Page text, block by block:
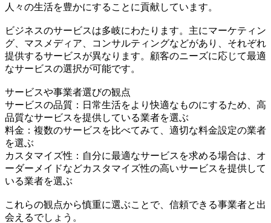
人々の生活を豊かにすることに貢献しています。
ビジネスのサービスは多岐にわたります。主にマーケティン
グ、マスメディア、コンサルティングなどがあり、それぞれ
提供するサービスが異なります。顧客のニーズに応じて最適
なサービスの選択が可能です。
サービスや事業者選びの観点
サービスの品質：日常生活をより快適なものにするため、高
品質なサービスを提供している業者を選ぶ
料金：複数のサービスを比べてみて、適切な料金設定の業者
を選ぶ
カスタマイズ性：自分に最適なサービスを求める場合は、オ
ーダーメイドなどカスタマイズ性の高いサービスを提供して
いる業者を選ぶ
これらの観点から慎重に選ぶことで、信頼できる事業者と出
会えるでしょう。